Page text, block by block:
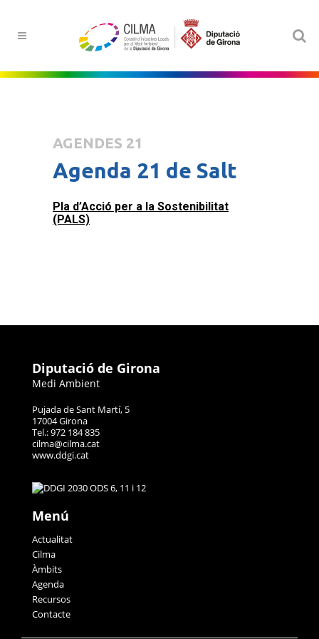
AGENDES 21
Agenda 21 de Salt
Pla d’Acció per a la Sostenibilitat
(PALS)
Diputació de Girona
Medi Ambient
Pujada de Sant Martí, 5
17004 Girona
Tel.: 972 184 835
cilma@cilma.cat
www.ddgi.cat
Menú
Actualitat
Cilma
Àmbits
Agenda
Recursos
Contacte